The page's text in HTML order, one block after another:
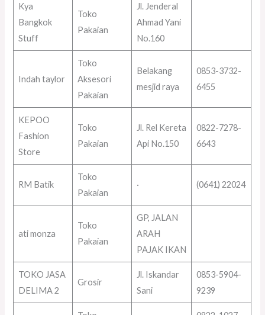
Kya
Bangkok
Stuff
Toko
Pakaian
Jl. Jenderal
Ahmad Yani
No.160
Indah taylor
Toko
Aksesori
Pakaian
Belakang
mesjid raya
0853-3732-
6455
KEPOO
Fashion
Store
Toko
Pakaian
Jl. Rel Kereta
Api No.150
0822-7278-
6643
RM Batik
Toko
Pakaian
· (0641) 22024
ati monza
Toko
Pakaian
GP, JALAN
ARAH
PAJAK IKAN
TOKO JASA
DELIMA 2
Grosir
Jl. Iskandar
Sani
0853-5904-
9239